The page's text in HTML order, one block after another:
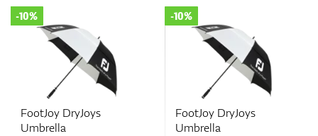
FootJoy DryJoys
Umbrella
-10%
FootJoy DryJoys
Umbrella
-10%